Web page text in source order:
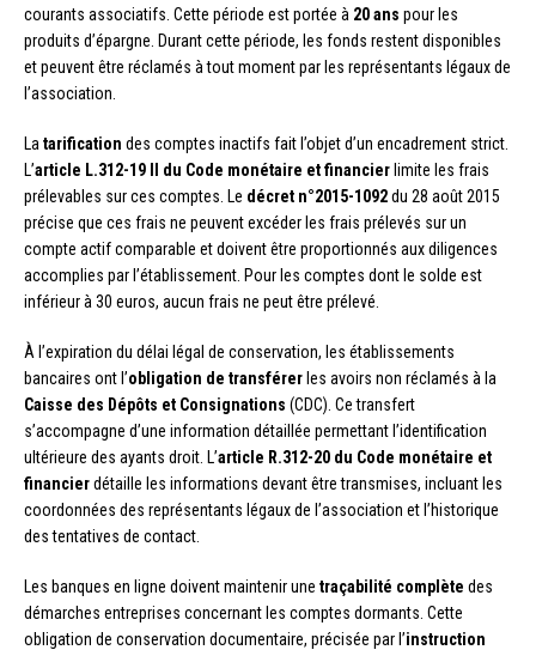
courants associatifs. Cette période est portée à 20 ans pour les
produits d’épargne. Durant cette période, les fonds restent disponibles
et peuvent être réclamés à tout moment par les représentants légaux de
l’association.
Latarification des comptes inactifs fait l’objet d’un encadrement strict.
L’article L.312-19 II du Code monétaire et financier limite les frais
prélevables sur ces comptes. Le décret n°2015-1092du 28 août 2015
précise que ces frais ne peuvent excéder les frais prélevés sur un
compte actif comparable et doivent être proportionnés aux diligences
accomplies par l’établissement. Pour les comptes dont le solde est
inférieur à 30 euros, aucun frais ne peut être prélevé.
À l’expiration du délai légal de conservation, les établissements
bancaires ont l’obligation de transférer les avoirs non réclamés à la
Caisse des Dépôts et Consignations (CDC). Ce transfert
s’accompagne d’une information détaillée permettant l’identification
ultérieure des ayants droit. L’article R.312-20 du Code monétaire et
financierdétaille les informations devant être transmises, incluant les
coordonnées des représentants légaux de l’association et l’historique
des tentatives de contact.
Les banques en ligne doivent maintenir une traçabilité complète des
démarches entreprises concernant les comptes dormants. Cette
obligation de conservation documentaire, précisée par l’instruction